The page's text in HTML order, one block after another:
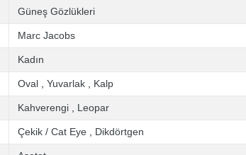
Güneş Gözlükleri
Marc Jacobs
Kadın
Oval Yuvarlak Kalp
Kahverengi Leopar
Çekik / Cat Eye Dikdörtgen